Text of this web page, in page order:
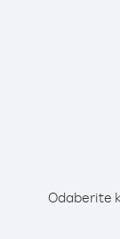
Odaberite